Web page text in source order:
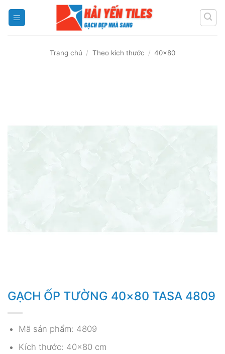
Trang chủ / Theo kích thước / 40x80
GẠCH ỐP TƯỜNG 40×80 TASA 4809
Mã sản phẩm: 4809
Kích thước: 40×80 cm